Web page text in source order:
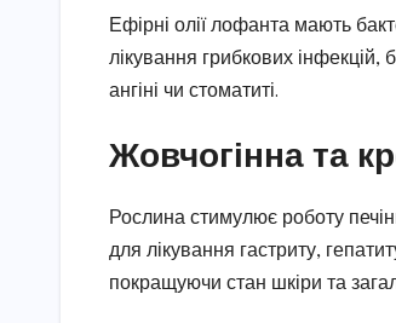
Ефірні олії лофанта мають
лікування грибкових інфекцій,
ангіні чи стоматиті.
Жовчогінна та
Рослина стимулює роботу
для лікування гастриту,
покращуючи стан шкіри та